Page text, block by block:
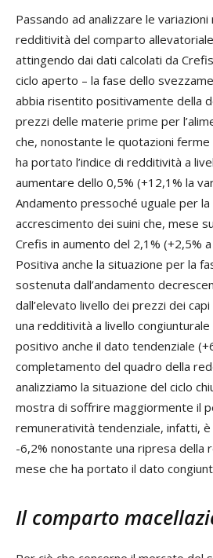
Passando ad analizzare le variazioni
redditività del comparto
attingendo dai dati calcolati da
ciclo aperto – la fase dello
abbia risentito positivamente della
prezzi delle materie prime per
che, nonostante le quotazioni
ha portato l’indice di redditività a
aumentare dello 0,5% (+12,1% la
Andamento pressoché uguale per
accrescimento dei suini che, mese
Crefis in aumento del 2,1% (+2,5%
Positiva anche la situazione per la
sostenuta dall’andamento
dall’elevato livello dei prezzi dei
una redditività a livello congiunturale
positivo anche il dato tendenziale
completamento del quadro della
analizziamo la situazione del ciclo
mostra di soffrire maggiormente il
remuneratività tendenziale, infatti,
-6,2% nonostante una ripresa della
mese che ha portato il dato
Il comparto